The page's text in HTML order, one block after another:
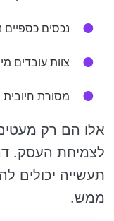
נכסים כספיים
צוות עובדים
מסורת חיובית
אלו הם רק
לצמיחת העסק.
תעשייה יכולים
ממש.